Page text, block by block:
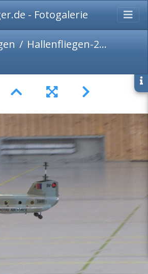
- Fotogalerie
Hallenfliegen-2009-047